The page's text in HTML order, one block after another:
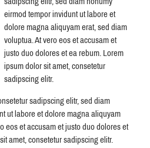
eirmod tempor invidunt ut labore et
dolore magna aliquyam erat, sed diam
voluptua. At vero eos et accusam et
justo duo dolores et ea rebum. Lorem
ipsum dolor sit amet, consetetur
sadipscing elitr.
sadipscing elitr, sed diam
ut labore et dolore magna aliquyam
eos et accusam et justo duo dolores et
amet, consetetur sadipscing elitr.